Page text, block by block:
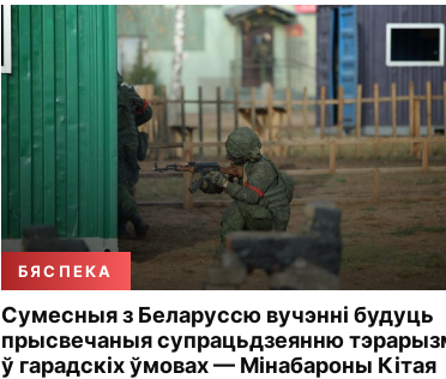
БЯСПЕКА
Сумесныя з Беларуссю вучэнні будуць
прысвечаныя супрацьдзеянню
ў гарадскіх ўмовах — Мінабароны Кітая